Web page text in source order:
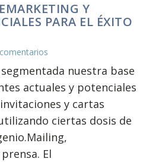
Y
PARA EL ÉXITO
nuestra base
actuales y potenciales
y cartas
ciertas dosis de
El